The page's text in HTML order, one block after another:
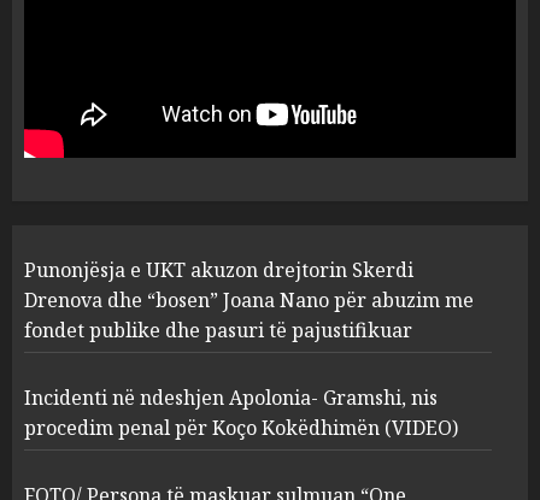
1
“bosen” Joana Nano për
abuzim me fondet publike dhe
pasuri të pajustifikuar
2
Apolonia- Gramshi, nis
procedim penal për Koço
Kokëdhimën (VIDEO)
MARCH 27, 2025
FOTO/ Persona të maskuar
sulmuan “One Albania”,
ngjarja u fsheh. A u vodhën
Punonjësja e UKT akuzon drejtorin Skerdi
Drenova dhe “bosen” Joana Nano për abuzim me
fondet publike dhe pasuri të pajustifikuar
Incidenti në ndeshjen Apolonia- Gramshi, nis
procedim penal për Koço Kokëdhimën (VIDEO)
FOTO/ Persona të maskuar sulmuan “One